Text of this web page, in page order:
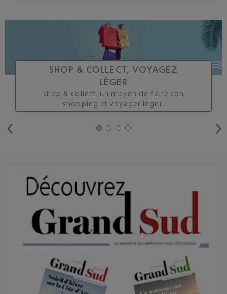
SHOP & COLLECT, VOYAGEZ
LÉGER
shop & collect. un moyen de faire son
shopping et voyager léger.